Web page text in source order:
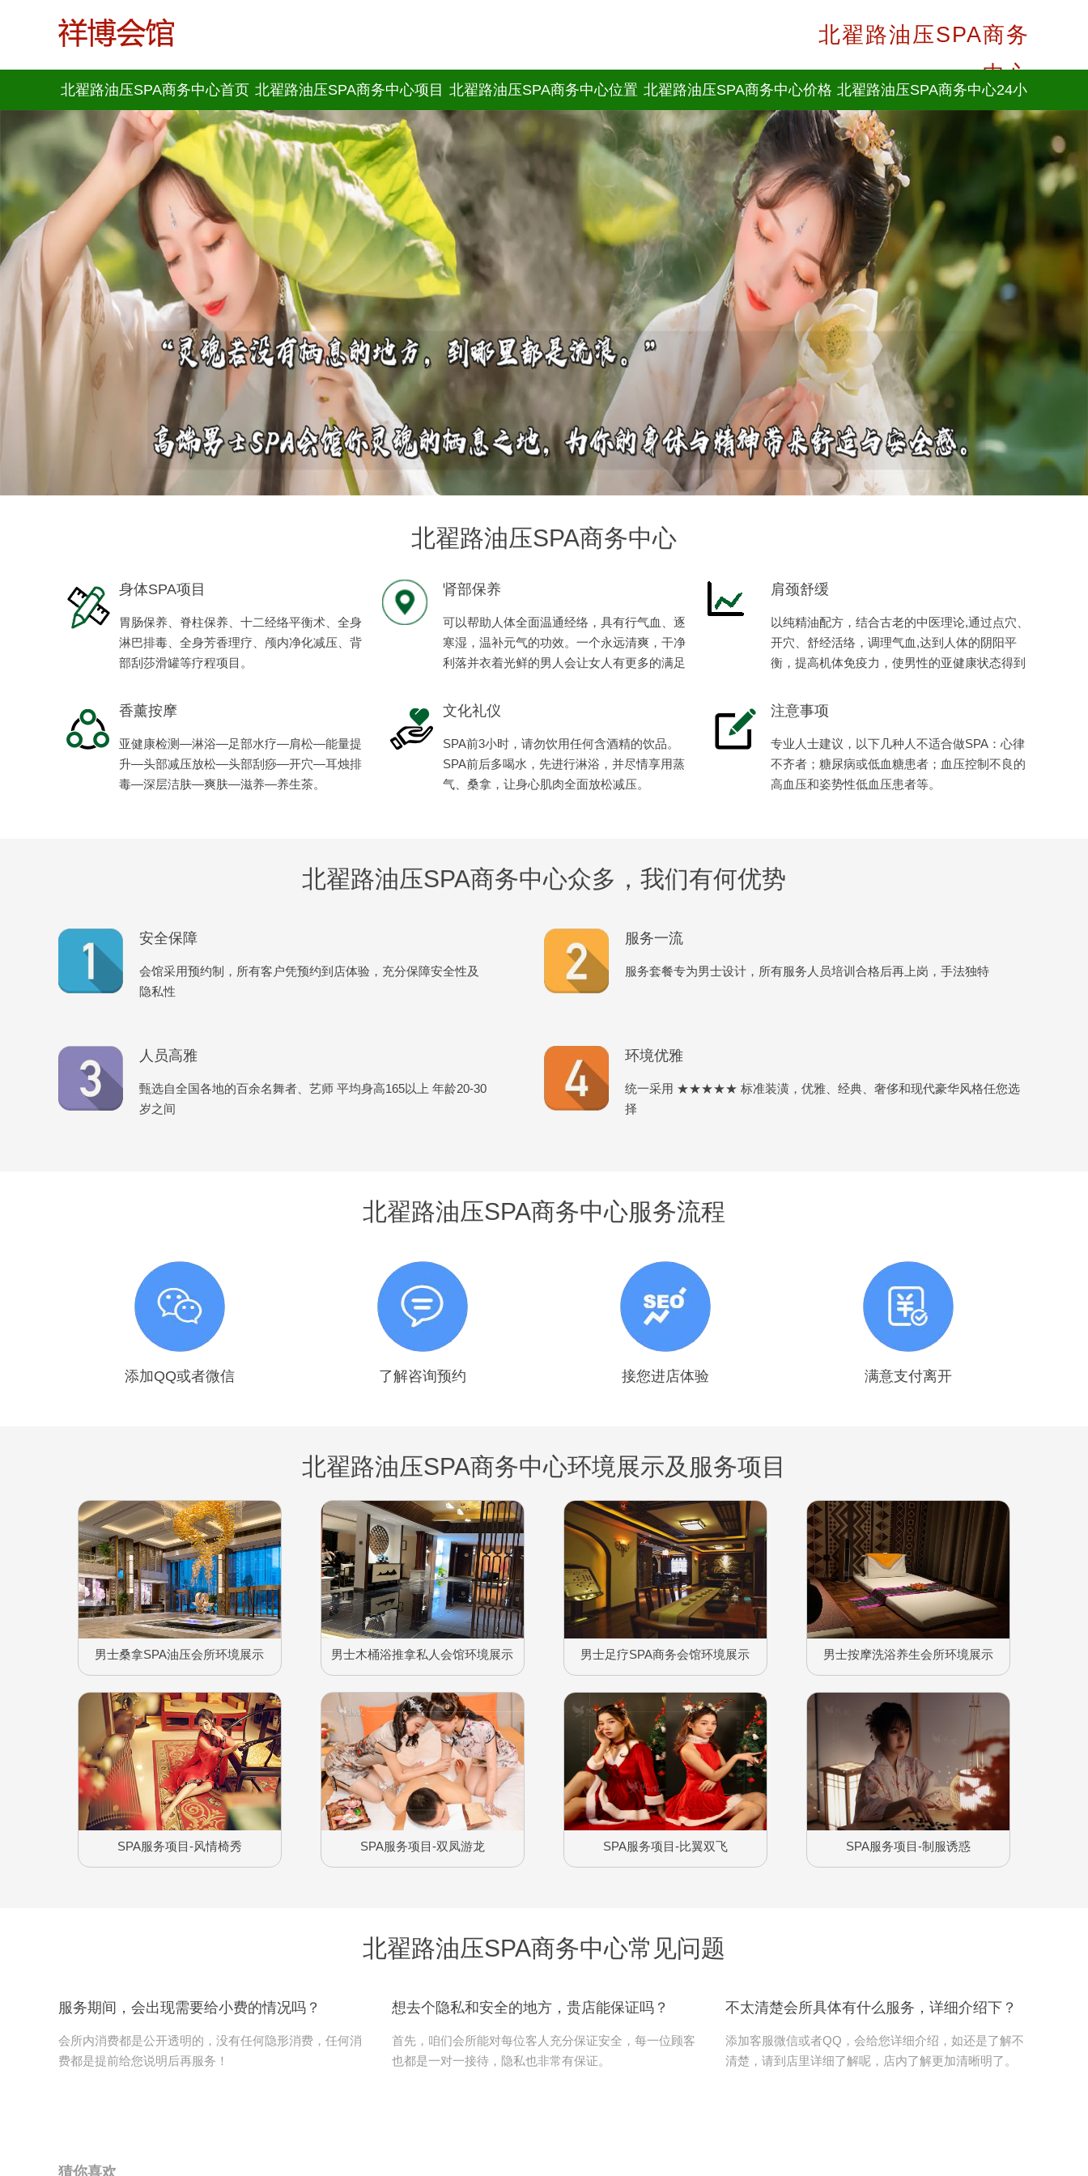
北翟路油压SPA商务
中心
北翟路油压SPA商务中心首页 北翟路油压SPA商务中心项目 北翟路油压SPA商务中心位置 北翟路油压SPA商务中心价格 北翟路油压SPA商务中心24小
北翟路油压SPA商务中心
身体SPA项目
胃肠保养、脊柱保养、十二经络平衡术、全身
淋巴排毒、全身芳香理疗、颅内净化减压、背
部刮莎滑罐等疗程项目。
肾部保养
可以帮助人体全面温通经络，具有行气血、逐
寒湿，温补元气的功效。一个永远清爽，干净
利落并衣着光鲜的男人会让女人有更多的满足
肩颈舒缓
以纯精油配方，结合古老的中医理论,通过点穴、
开穴、舒经活络，调理气血,达到人体的阴阳平
衡，提高机体免疫力，使男性的亚健康状态得到
香薰按摩
亚健康检测—淋浴—足部水疗—肩松—能量提
升—头部减压放松—头部刮痧—开穴—耳烛排
毒—深层洁肤—爽肤—滋养—养生茶。
文化礼仪
SPA前3小时，请勿饮用任何含酒精的饮品。
SPA前后多喝水，先进行淋浴，并尽情享用蒸
气、桑拿，让身心肌肉全面放松减压。
注意事项
专业人士建议，以下几种人不适合做SPA：心律
不齐者；糖尿病或低血糖患者；血压控制不良的
高血压和姿势性低血压患者等。
北翟路油压SPA商务中心众多，我们有何优势
安全保障
会馆采用预约制，所有客户凭预约到店体验，充分保障安全性及
隐私性
服务一流
服务套餐专为男士设计，所有服务人员培训合格后再上岗，手法独特
人员高雅
甄选自全国各地的百余名舞者、艺师 平均身高165以上 年龄20-30
岁之间
环境优雅
统一采用 ★★★★★ 标准装潢，优雅、经典、奢侈和现代豪华风格任您选
择
北翟路油压SPA商务中心服务流程
添加QQ或者微信 了解咨询预约 接您进店体验 满意支付离开
北翟路油压SPA商务中心环境展示及服务项目
男士桑拿SPA油压会所环境展示 男士木桶浴推拿私人会馆环境展示 男士足疗SPA商务会馆环境展示 男士按摩洗浴养生会所环境展示
SPA服务项目-风情椅秀 SPA服务项目-双凤游龙 SPA服务项目-比翼双飞 SPA服务项目-制服诱惑
北翟路油压SPA商务中心常见问题
服务期间，会出现需要给小费的情况吗？
会所内消费都是公开透明的，没有任何隐形消费，任何消
费都是提前给您说明后再服务！
想去个隐私和安全的地方，贵店能保证吗？
首先，咱们会所能对每位客人充分保证安全，每一位顾客
也都是一对一接待，隐私也非常有保证。
不太清楚会所具体有什么服务，详细介绍下？
添加客服微信或者QQ，会给您详细介绍，如还是了解不
清楚，请到店里详细了解呢，店内了解更加清晰明了。
猜你喜欢